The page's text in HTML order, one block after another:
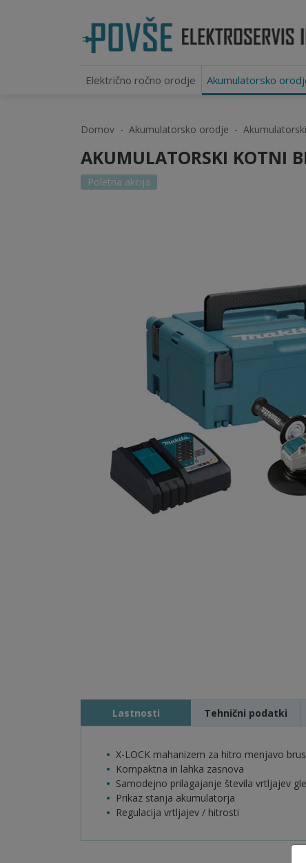
Električno ročno orodje Akumulatorsko
Domov Akumulatorsko orodje
AKUMULATORSKI KOTNI
Poletna akcija
Lastnosti Tehnični podatki
X-LOCK mahanizem za hitro menjavo
Kompaktna in lahka zasnova
Samodejno prilagajanje števila vrtljajev
Prikaz stanja akumulatorja
Regulacija vrtljajev / hitrosti